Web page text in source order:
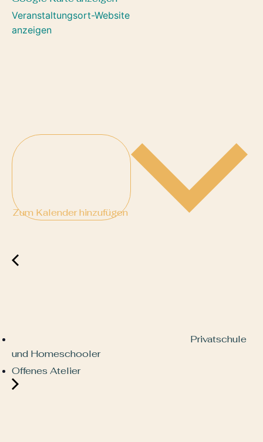
Veranstaltungsort-Website
anzeigen
Zum Kalender hinzufügen
Privatschule
und Homeschooler
Offenes Atelier